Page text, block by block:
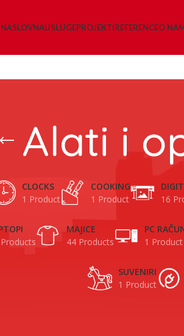
NASLOVNAUSLUGEPROJEKTIREFERENCEO
Alati i
CLOCKS
1 Product
COOKING
1 Product
16
MAJICE
44 Products
PC
1 Product
SUVENIRI
1 Product